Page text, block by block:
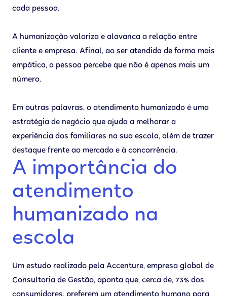
cada pessoa.
A humanização valoriza e alavanca a relação entre
cliente e empresa. Afinal, ao ser atendida de forma mais
empática, a pessoa percebe que não é apenas mais um
número.
Em outras palavras, o atendimento humanizado é uma
estratégia de negócio que ajuda a melhorar a
experiência dos familiares na sua escola, além de trazer
destaque frente ao mercado e à concorrência.
A importância do
atendimento
humanizado na
escola
Um estudo realizado pela Accenture, empresa global de
Consultoria de Gestão, aponta que, cerca de, 73% dos